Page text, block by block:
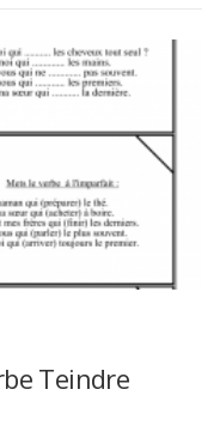
Teindre